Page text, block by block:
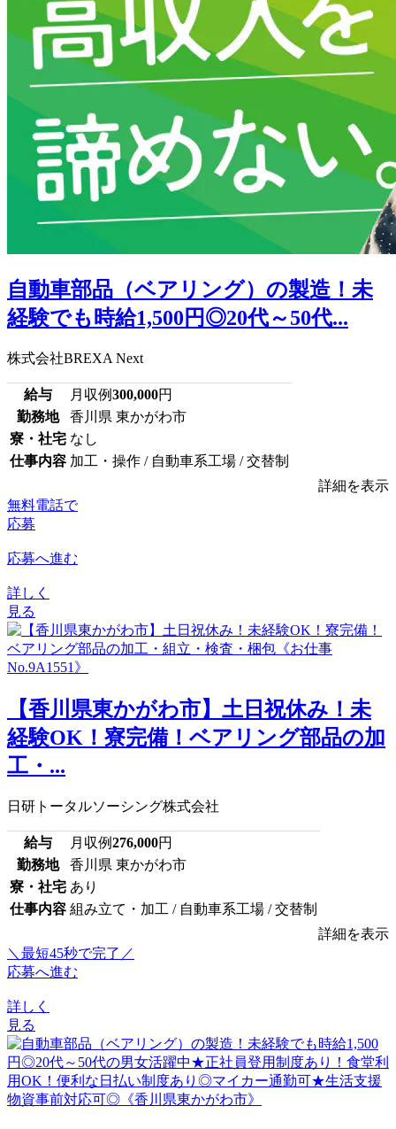
自動車部品（ベアリング）の製造！未
経験でも時給1,500円◎20代～50代...
株式会社BREXA Next
給与 月収例300,000円
勤務地
香川県 東かがわ市
寮・社宅 なし
仕事内容 加工・操作 / 自動車系工場 / 交替制
詳細を表示
無料電話で
応募
応募へ進む
詳しく
見る
【香川県東かがわ市】土日祝休み！未
経験OK！寮完備！ベアリング部品の加
工・...
日研トータルソーシング株式会社
給与 月収例276,000円
勤務地
香川県 東かがわ市
寮・社宅 あり
仕事内容 組み立て・加工 / 自動車系工場 / 交替制
詳細を表示
＼最短45秒で完了／
応募へ進む
詳しく
見る